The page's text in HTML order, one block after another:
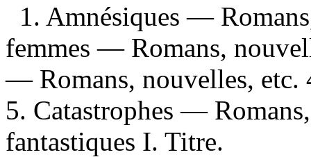
1. Amnésiques —
femmes — Romans,
— Romans, nouvelles,
5. Catastrophes —
fantastiques I. Titre.